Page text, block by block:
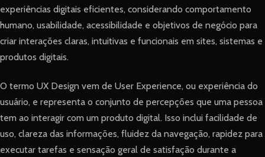
experiências digitais eficientes, considerando comportamento
humano, usabilidade, acessibilidade e objetivos de negócio para
criar interações claras, intuitivas e funcionais em sites, sistemas e
produtos digitais.
O termo UX Design vem de User Experience, ou experiência do
usuário, e representa o conjunto de percepções que uma pessoa
tem ao interagir com um produto digital. Isso inclui facilidade de
uso, clareza das informações, fluidez da navegação, rapidez para
executar tarefas e sensação geral de satisfação durante a